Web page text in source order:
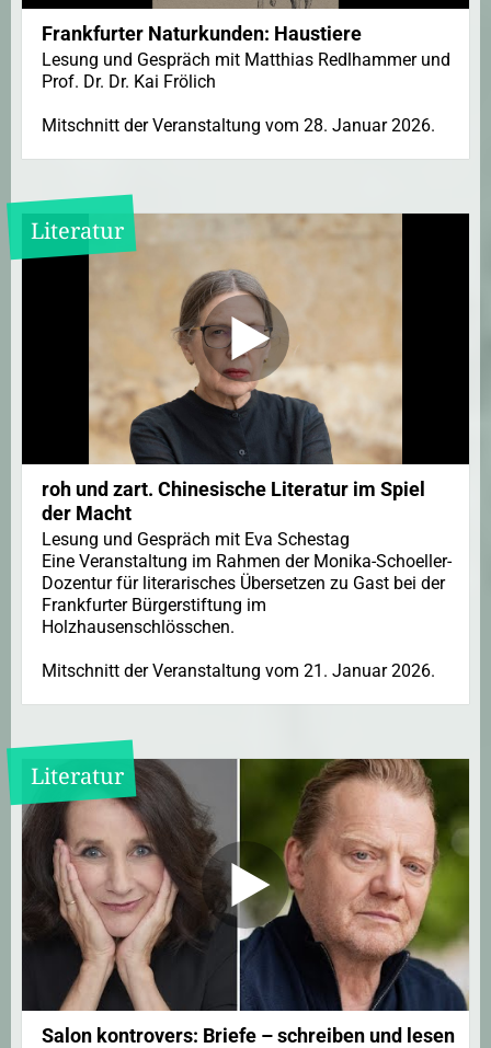
Frankfurter Naturkunden: Haustiere
Lesung und Gespräch mit Matthias Redlhammer und
Prof. Dr. Dr. Kai Frölich
Mitschnitt der Veranstaltung vom 28. Januar 2026.
Literatur
roh und zart. Chinesische Literatur im Spiel
der Macht
Lesung und Gespräch mit Eva Schestag
Eine Veranstaltung im Rahmen der Monika-Schoeller-
Dozentur für literarisches Übersetzen zu Gast bei der
Frankfurter Bürgerstiftung im
Holzhausenschlösschen.
Mitschnitt der Veranstaltung vom 21. Januar 2026.
Literatur
Salon kontrovers: Briefe – schreiben und lesen